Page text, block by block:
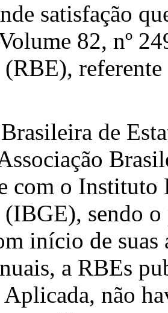
satisfação
82, nº
de
com o Instituto
(IBGE), sendo
início de
a RBEs
não